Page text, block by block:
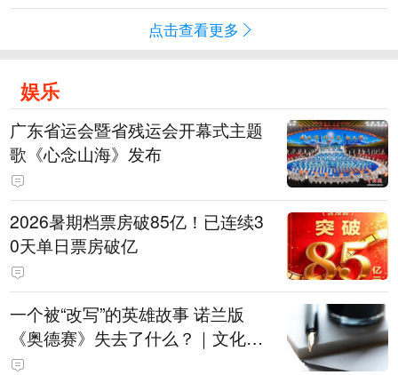
点击查看更多
娱乐
广东省运会暨省残运会开幕式主题
歌《心念山海》发布
2026暑期档票房破85亿！已连续3
0天单日票房破亿
一个被“改写”的英雄故事 诺兰版
《奥德赛》失去了什么？｜文化观
察